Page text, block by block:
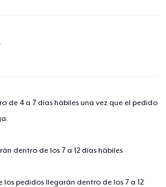
de 4 a 7 días hábiles una vez que el pedido
dentro de los 7 a 12 días hábiles
los pedidos llegarán dentro de los 7 a 12